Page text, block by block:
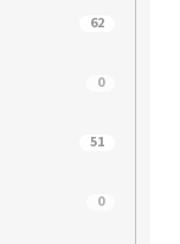
62
0
51
0